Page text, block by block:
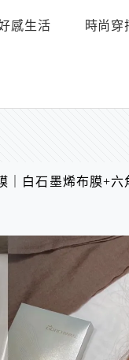
感生活 時尚穿
｜白石墨烯布膜+